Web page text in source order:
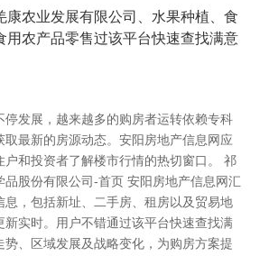
康农业发展有限公司、水果种植、食
用农产品零售过该平台快速查找满意
停发展，越来越多的购房者运转依赖专科
取最新的房源动态。安阳房地产信息网应
户和投资者了解楼市行情的热切窗口。 祁
品股份有限公司-首页 安阳房地产信息网汇
息，包括新址、二手房、租房以及贸易地
新实时。用户不错通过该平台快速查找满
势、区域发展及战略变化，为购房方案提